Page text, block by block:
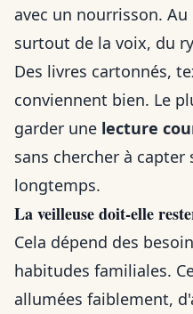
avec un nourrisson.
surtout de la voix, du
Des livres cartonnés,
conviennent bien. Le
garder une lecture
sans chercher à
longtemps.
La veilleuse doit-elle
Cela dépend des
habitudes familiales.
allumées faiblement,